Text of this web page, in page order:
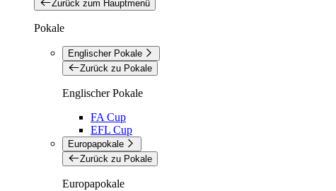
Zurück zum Hauptmenü
Pokale
Englischer Pokale
Zurück zu Pokale
Englischer Pokale
FA Cup
EFL Cup
Europapokale
Zurück zu Pokale
Europapokale